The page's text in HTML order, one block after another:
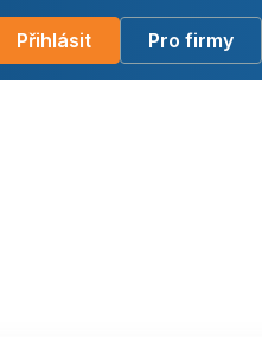
Přihlásit Pro firmy